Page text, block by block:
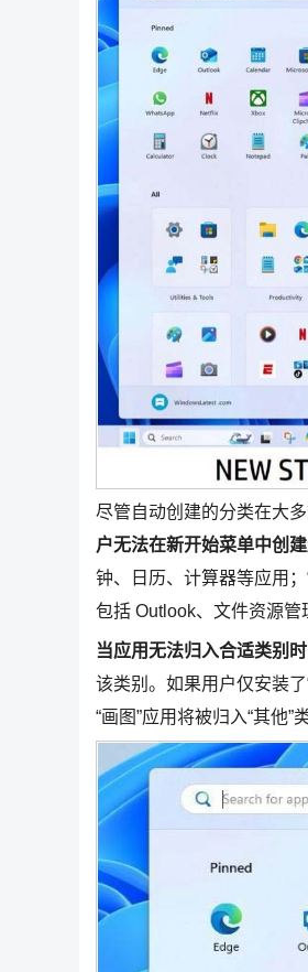
尽管自动创建的分类在大
户无法在新开始菜单中创
钟、日历、计算器等应用
包括 Outlook、文件资源管
当应用无法归入合适类别
该类别。如果用户仅安装
“画图”应用将被归入“其他